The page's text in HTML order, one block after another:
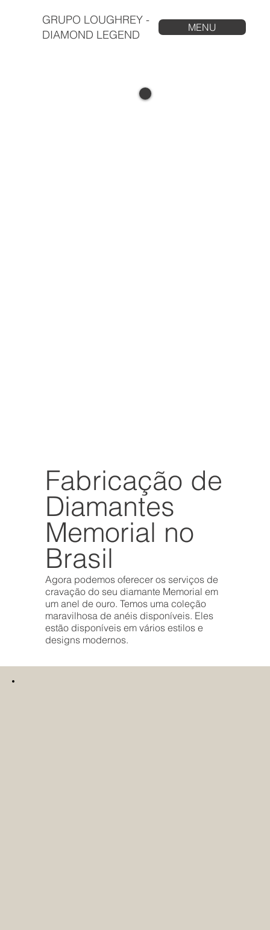
GRUPO LOUGHREY -
DIAMOND LEGEND
MENU
Fabricação de
Diamantes
Memorial no
Brasil
Agora podemos oferecer os serviços de
cravação do seu diamante Memorial em
um anel de ouro. Temos uma coleção
maravilhosa de anéis disponíveis. Eles
estão disponíveis em vários estilos e
designs modernos.